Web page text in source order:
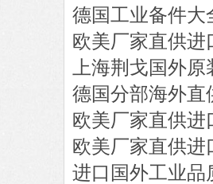
德国工业备件大
欧美厂家直供进
上海荆戈国外
德国分部海外直
欧美厂家直供进
欧美厂家直供进
进口国外工业品